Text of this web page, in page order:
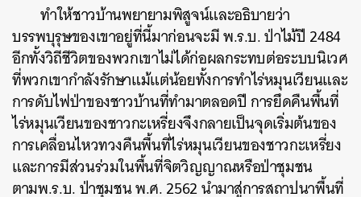
ทำให้ชาวบ้านพยายามพิสูจน์และอธิบายว่า
บรรพบุรุษของเขาอยู่ที่นี้มาก่อนจะมี พ.ร.บ. ป่าไม้ปี 2484
อีกทั้งวิถีชีวิตของพวกเขาไม่ได้ก่อผลกระทบต่อระบบนิเวศ
ที่พวกเขากำลังรักษาแม้แต่น้อยทั้งการทำไร่หมุนเวียนและ
การดับไฟป่าของชาวบ้านที่ทำมาตลอดปี การยึดคืนพื้นที่
ไร่หมุนเวียนของชาวกะเหรี่ยงจึงกลายเป็นจุดเริ่มต้นของ
การเคลื่อนไหวทวงคืนพื้นที่ไร่หมุนเวียนของชาวกะเหรี่ยง
และการมีส่วนร่วมในพื้นที่จิตวิญญาณหรือป่าชุมชน
ตามพ.ร.บ. ป่าชุมชน พ.ศ. 2562 นำมาสู่การสถาปนาพื้นที่